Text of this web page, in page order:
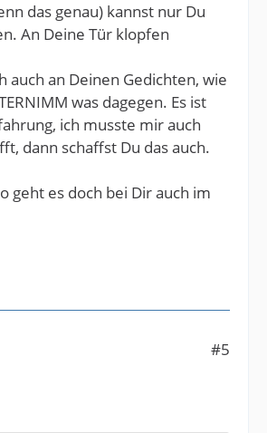
das genau) kannst nur Du
An Deine Tür klopfen
an Deinen Gedichten, wie
was dagegen. Es ist
ich musste mir auch
dann schaffst Du das auch.
geht es doch bei Dir auch im
#5